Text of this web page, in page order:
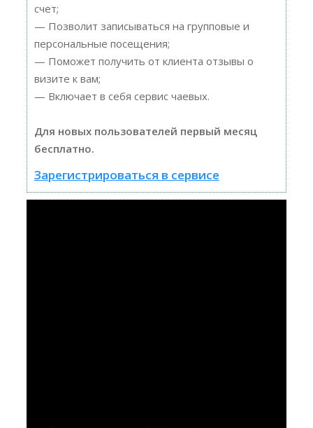
счет;
— Позволит записываться на групповые и
персональные посещения;
— Поможет получить от клиента отзывы о
визите к вам;
— Включает в себя сервис чаевых.
Для новых пользователей первый месяц
бесплатно.
Зарегистрироваться в сервисе